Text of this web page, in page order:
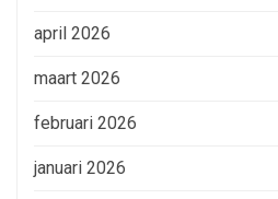
april 2026
maart 2026
februari 2026
januari 2026